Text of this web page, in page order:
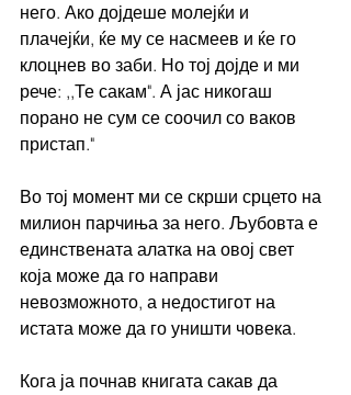
него. Ако дојдеше молејќи и
плачејќи, ќе му се насмеев и ќе го
клоцнев во заби. Но тој дојде и ми
рече: ,,Те сакам". А јас никогаш
порано не сум се соочил со ваков
пристап."
Во тој момент ми се скрши срцето на
милион парчиња за него. Љубовта е
единствената алатка на овој свет
која може да го направи
невозможното, а недостигот на
истата може да го уништи човека.
Кога ја почнав книгата сакав да